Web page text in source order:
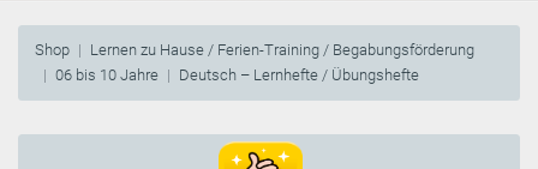
Shop
Lernen zu Hause / Ferien-Training / Begabungsförderung
06 bis 10 Jahre
Deutsch – Lernhefte / Übungshefte